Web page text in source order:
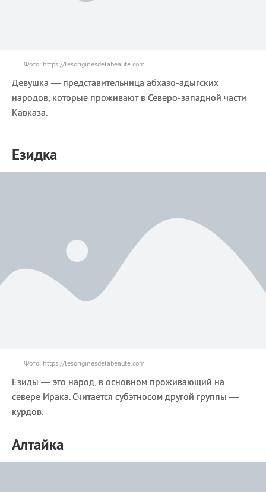
Фото: https://lesoriginesdelabeaute.com
Девушка — представительница абхазо-адыгских
народов, которые проживают в Северо-западной части
Кавказа.
Езидка
Фото: https://lesoriginesdelabeaute.com
Езиды — это народ, в основном проживающий на
севере Ирака. Считается субэтносом другой группы —
курдов.
Алтайка